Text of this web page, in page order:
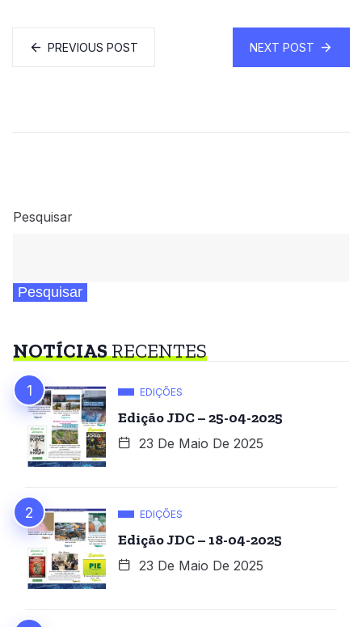
PREVIOUS POST NEXT POST
Pesquisar
Pesquisar
NOTÍCIASRECENTES
EDIÇÕES
Edição JDC – 25-04-2025
23 De Maio De 2025
EDIÇÕES
Edição JDC – 18-04-2025
23 De Maio De 2025